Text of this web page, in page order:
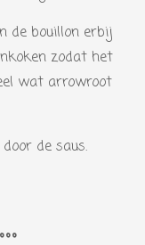
de bouillon erbij
zodat het
wat arrowroot
de saus.